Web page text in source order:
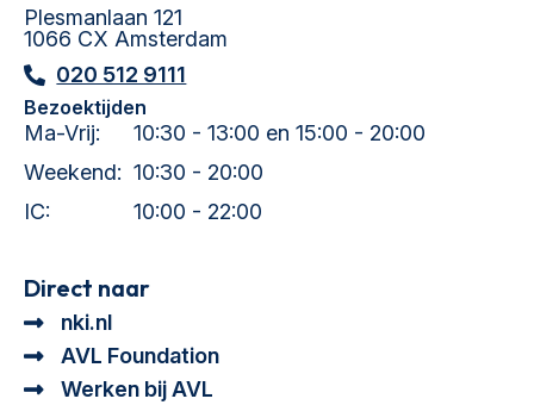
Plesmanlaan 121
1066 CX Amsterdam
020 512 9111
Bezoektijden
Ma-Vrij:
10:30 - 13:00 en 15:00 - 20:00
Weekend: 10:30 - 20:00
IC:
10:00 - 22:00
Direct naar
nki.nl
AVL Foundation
Werken bij AVL